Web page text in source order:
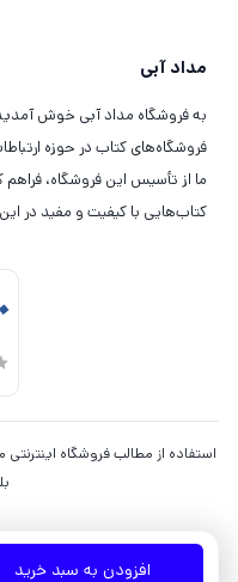
افزودن به سبد خرید
مداد آبی
به فروشگاه مداد آبی خوش
فروشگاه‌های کتاب در حوزه
ما از تأسیس این فروشگاه،
کتاب‌هایی با کیفیت و مفید در
استفاده از مطالب فروشگاه